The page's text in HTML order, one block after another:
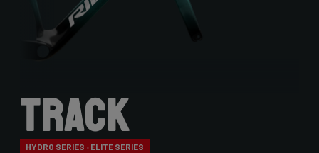
Track
HYDRO SERIES › ELITE SERIES